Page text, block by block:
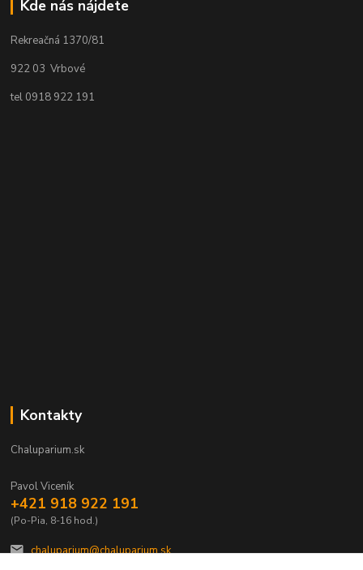
Kde nás nájdete
Rekreačná 1370/81
922 03 Vrbové
tel 0918 922 191
Kontakty
Chaluparium.sk
Pavol Viceník
+421 918 922 191
(Po-Pia, 8-16 hod.)
chaluparium@chaluparium.sk